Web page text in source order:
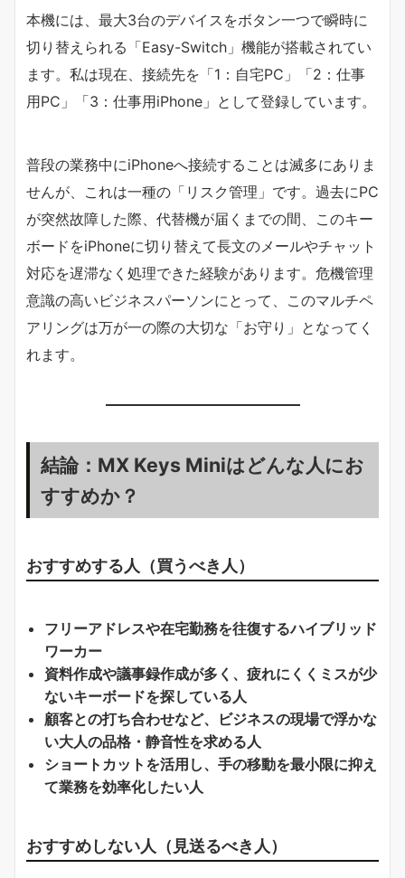
本機には、最大3台のデバイスをボタン一つで瞬時に
切り替えられる「Easy-Switch」機能が搭載されてい
ます。私は現在、接続先を「1：自宅PC」「2：仕事
用PC」「3：仕事用iPhone」として登録しています。
普段の業務中にiPhoneへ接続することは滅多にありま
せんが、これは一種の「リスク管理」です。過去にPC
が突然故障した際、代替機が届くまでの間、このキー
ボードをiPhoneに切り替えて長文のメールやチャット
対応を遅滞なく処理できた経験があります。危機管理
意識の高いビジネスパーソンにとって、このマルチペ
アリングは万が一の際の大切な「お守り」となってく
れます。
結論：MX Keys Miniはどんな人にお
すすめか？
おすすめする人（買うべき人）
フリーアドレスや在宅勤務を往復するハイブリッド
ワーカー
資料作成や議事録作成が多く、疲れにくくミスが少
ないキーボードを探している人
顧客との打ち合わせなど、ビジネスの現場で浮かな
い大人の品格・静音性を求める人
ショートカットを活用し、手の移動を最小限に抑え
て業務を効率化したい人
おすすめしない人（見送るべき人）